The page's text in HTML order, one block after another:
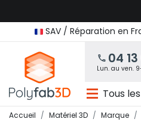
SAV / Réparation en
04
Lun. au ven.
Tous
Accueil Matériel 3D Marque